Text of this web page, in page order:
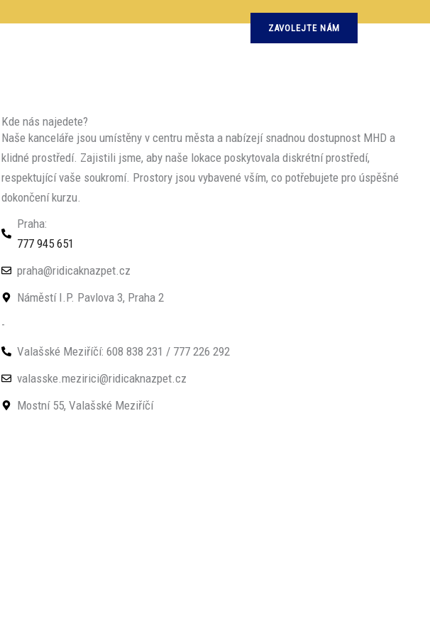
Jak program probíhá? Lektorky Kontakt ZAVOLEJTE NÁM
Kde nás najedete?
Naše kanceláře jsou umístěny v centru města a nabízejí snadnou dostupnost MHD a
klidné prostředí. Zajistili jsme, aby naše lokace poskytovala diskrétní prostředí,
respektující vaše soukromí. Prostory jsou vybavené vším, co potřebujete pro úspěšné
dokončení kurzu.
Praha:
777 945 651
praha@ridicaknazpet.cz
Náměstí I.P. Pavlova 3, Praha 2
-
Valašské Meziříčí: 608 838 231 / 777 226 292
valasske.mezirici@ridicaknazpet.cz
Mostní 55, Valašské Meziříčí